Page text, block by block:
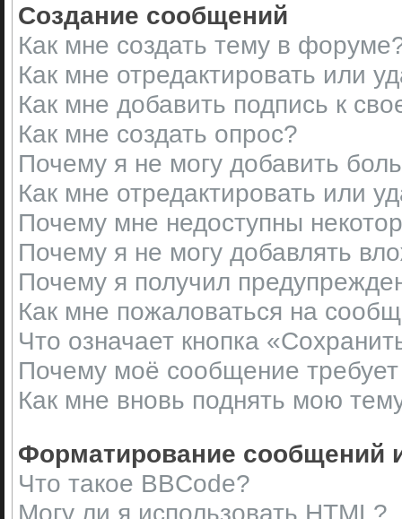
Создание сообщений
Как мне создать тему в
Как мне отредактировать или
Как мне добавить подпись к
Как мне создать опрос?
Почему я не могу добавить
Как мне отредактировать или
Почему мне недоступны
Почему я не могу добавлять
Почему я получил
Как мне пожаловаться на
Что означает кнопка
Почему моё сообщение
Как мне вновь поднять мою
Форматирование сообщений
Что такое BBCode?
Могу ли я использовать HTML?